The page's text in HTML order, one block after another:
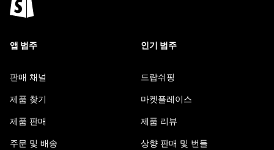
앱 범주
판매 채널
제품 찾기
제품 판매
주문 및 배송
인기 범주
드랍쉬핑
마켓플레이스
제품 리뷰
상향 판매 및 번들